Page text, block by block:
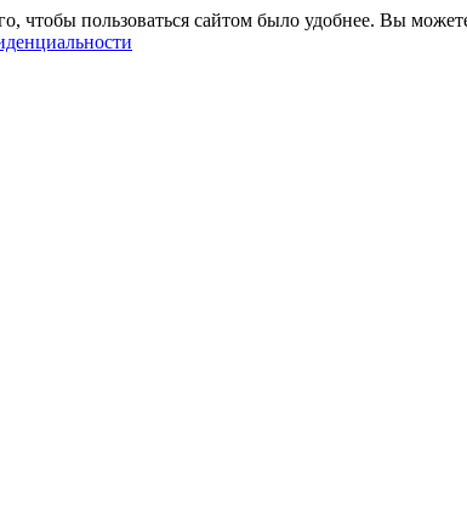
пользоваться сайтом было удобнее. Вы